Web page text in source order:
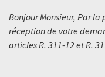
Bonjour Monsieur, Par la
réception de votre
articles R. 311-12 et R.